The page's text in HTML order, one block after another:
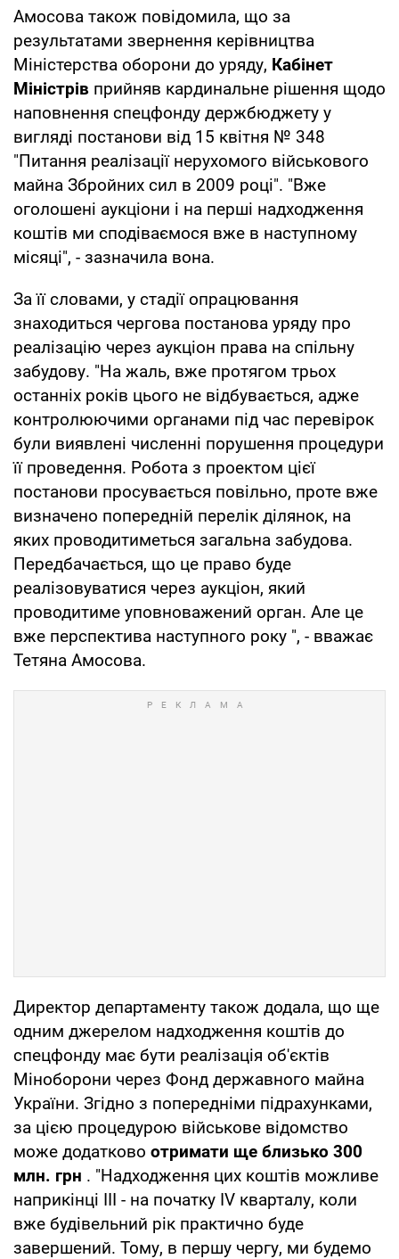
Амосова також повідомила, що за
результатами звернення керівництва
Міністерства оборони до уряду, Кабінет
Міністрів прийняв кардинальне рішення щодо
наповнення спецфонду держбюджету у
вигляді постанови від 15 квітня № 348
"Питання реалізації нерухомого військового
майна Збройних сил в 2009 році". "Вже
оголошені аукціони і на перші надходження
коштів ми сподіваємося вже в наступному
місяці", - зазначила вона.
За її словами, у стадії опрацювання
знаходиться чергова постанова уряду про
реалізацію через аукціон права на спільну
забудову. "На жаль, вже протягом трьох
останніх років цього не відбувається, адже
контролюючими органами під час перевірок
були виявлені численні порушення процедури
її проведення. Робота з проектом цієї
постанови просувається повільно, проте вже
визначено попередній перелік ділянок, на
яких проводитиметься загальна забудова.
Передбачається, що це право буде
реалізовуватися через аукціон, який
проводитиме уповноважений орган. Але це
вже перспектива наступного року ", - вважає
Тетяна Амосова.
Директор департаменту також додала, що ще
одним джерелом надходження коштів до
спецфонду має бути реалізація об'єктів
Міноборони через Фонд державного майна
України. Згідно з попередніми підрахунками,
за цією процедурою військове відомство
може додатково отримати ще близько 300
млн. грн . "Надходження цих коштів можливе
наприкінці ІІІ - на початку IV кварталу, коли
вже будівельний рік практично буде
завершений. Тому, в першу чергу, ми будемо